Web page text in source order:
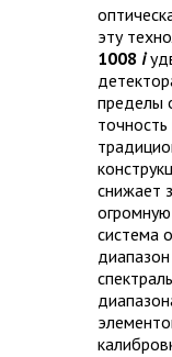
эту
1008 i
пределы
снижает
система